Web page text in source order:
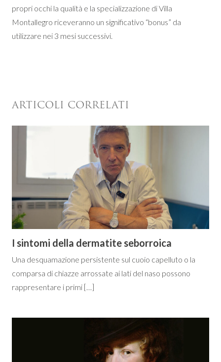
propri occhi la qualità e la specializzazione di Villa
Montallegro riceveranno un significativo “bonus” da
utilizzare nei 3 mesi successivi.
ARTICOLI CORRELATI
I sintomi della dermatite seborroica
Una desquamazione persistente sul cuoio capelluto o la
comparsa di chiazze arrossate ai lati del naso possono
rappresentare i primi […]